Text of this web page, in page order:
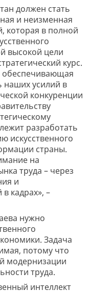
должен стать
и неизменная
которая в полной
высокой цели
курс.
обеспечивающая
наших усилий в
конкуренции
разработать
искусственного
страны.
на
труда – через
и
кадрах», –
нужно
Задача
потому что
модернизации
труда.
интеллект